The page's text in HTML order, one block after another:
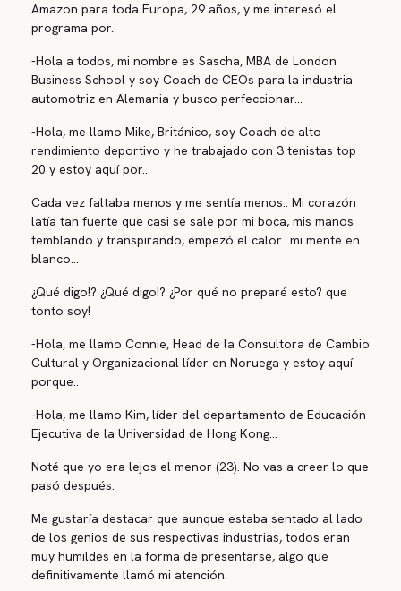
Amazon para toda Europa, 29 años, y me interesó el
programa por..
-Hola a todos, mi nombre es Sascha, MBA de London
Business School y soy Coach de CEOs para la industria
automotriz en Alemania y busco perfeccionar...
-Hola, me llamo Mike, Británico, soy Coach de alto
rendimiento deportivo y he trabajado con 3 tenistas top
20 y estoy aquí por..
Cada vez faltaba menos y me sentía menos.. Mi corazón
latía tan fuerte que casi se sale por mi boca, mis manos
temblando y transpirando, empezó el calor.. mi mente en
blanco...
¿Qué digo!? ¿Qué digo!? ¿Por qué no preparé esto? que
tonto soy!
-Hola, me llamo Connie, Head de la Consultora de Cambio
Cultural y Organizacional líder en Noruega y estoy aquí
porque..
-Hola, me llamo Kim, líder del departamento de Educación
Ejecutiva de la Universidad de Hong Kong...
Noté que yo era lejos el menor (23). No vas a creer lo que
pasó después.
Me gustaría destacar que aunque estaba sentado al lado
de los genios de sus respectivas industrias, todos eran
muy humildes en la forma de presentarse, algo que
definitivamente llamó mi atención.